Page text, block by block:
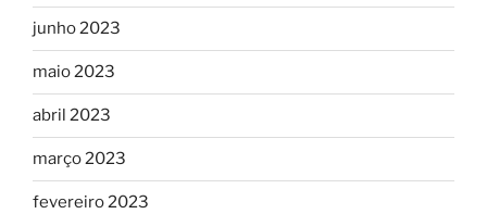
junho 2023
maio 2023
abril 2023
março 2023
fevereiro 2023